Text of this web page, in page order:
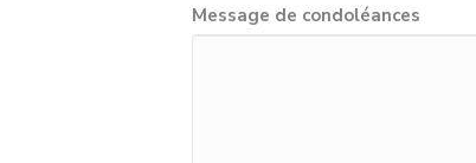
Message de condoléances